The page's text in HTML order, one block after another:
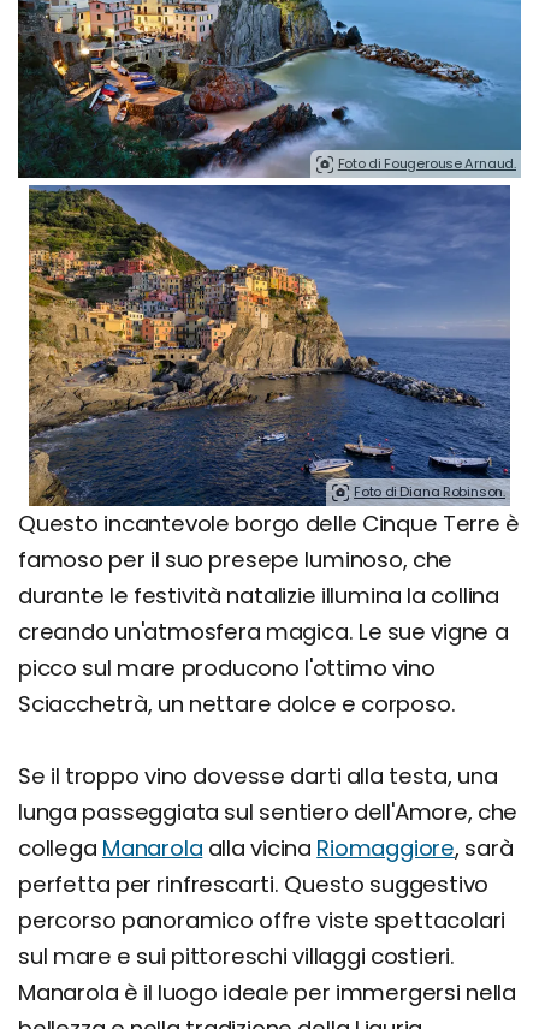
Foto di Fougerouse Arnaud.
Foto di Diana Robinson.
Questo incantevole borgo delle Cinque Terre è
famoso per il suo presepe luminoso, che
durante le festività natalizie illumina la collina
creando un'atmosfera magica. Le sue vigne a
picco sul mare producono l'ottimo vino
Sciacchetrà, un nettare dolce e corposo.
Se il troppo vino dovesse darti alla testa, una
lunga passeggiata sul sentiero dell'Amore, che
collega Manarola alla vicina Riomaggiore, sarà
perfetta per rinfrescarti. Questo suggestivo
percorso panoramico offre viste spettacolari
sul mare e sui pittoreschi villaggi costieri.
Manarola è il luogo ideale per immergersi nella